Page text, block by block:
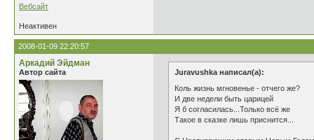
Вебсайт
Неактивен
2008-01-09 22:20:57
Аркадий Эйдман
Автор сайта
Juravushka написал(а):
Коль жизнь мгновенье - отчего же?
И две недели быть царицей
Я б согласилась...Только всё же
Такое в сказке лишь приснится...